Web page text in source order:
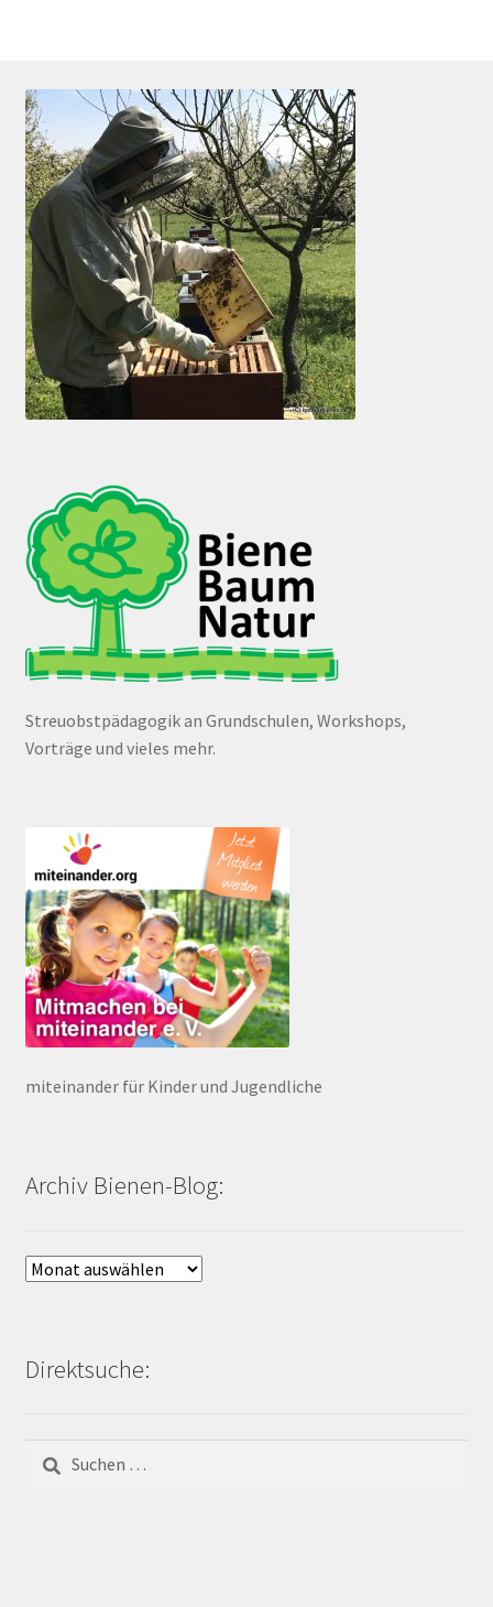
Streuobstpädagogik an Grundschulen, Workshops,
Vorträge und vieles mehr.
miteinander für Kinder und Jugendliche
Archiv Bienen-Blog:
Archiv
Direktsuche:
nach: